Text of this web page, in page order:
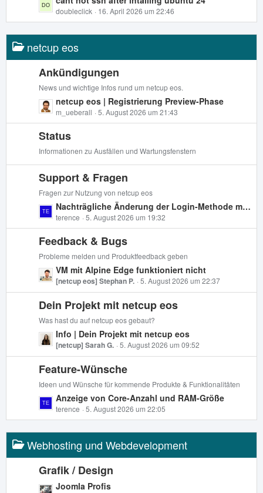
ä
g
e
B
e
t
r
ä
g
e
e
t
z
t
e
B
e
i
ä
g
e
doubleclick 16. April 2026 um 22:46
netcup eos
Ankündigungen
News und wichtige Infos rund um netcup eos.
L
e
t
z
t
B
e
i
t
r
ä
g
e
netcup eos | Registrierung Preview-Phase
m_ueberall 5. August 2026 um 21:43
Status
Informationen zu Ausfällen und Wartungsfenstern
Support & Fragen
Fragen zur Nutzung von netcup eos
L
e
t
z
t
e
B
i
t
r
ä
g
e
Nachträgliche Änderung der Login-Methode möglich?
terence 5. August 2026 um 19:32
Feedback & Bugs
Probleme melden und Produktfeedback geben
L
e
t
z
t
B
i
t
r
ä
g
e
VM mit Alpine Edge funktioniert nicht
[netcup eos] Stephan P. 5. August 2026 um 22:37
Dein Projekt mit netcup eos
Was hast du auf netcup eos gebaut?
L
e
t
z
t
B
r
g
e
Info | Dein Projekt mit netcup eos
[netcup] Sarah G. 5. August 2026 um 09:52
Feature-Wünsche
Ideen und Wünsche für kommende Produkte & Funktionalitäten
L
e
t
z
t
e
B
Anzeige von Core-Anzahl und RAM-Größe
terence 5. August 2026 um 22:05
Webhosting und Webdevelopment
Grafik / Design
L
Joomla Profis